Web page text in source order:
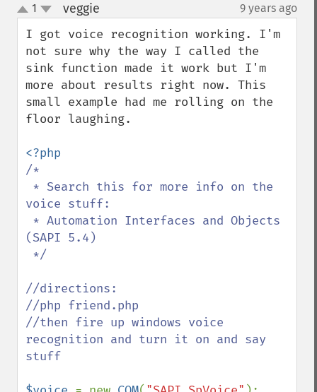
up
down
1 veggie 9 years ago
I got voice recognition working. I'm
not sure why the way I called the
sink function made it work but I'm
more about results right now. This
small example had me rolling on the
floor laughing.
/*
voice stuff:
(SAPI 5.4)
//directions:
//php friend.php
//then fire up windows voice
recognition and turn it on and say
stuff